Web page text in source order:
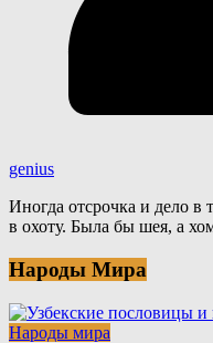
genius
Иногда отсрочка и дело в
в охоту. Была бы шея, а
Народы Мира
Народы мира